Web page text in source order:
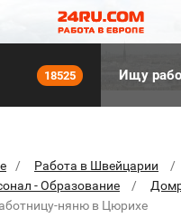
18525 Ищу
Работа в Швейцарии
- Образование
няню в Цюрихе